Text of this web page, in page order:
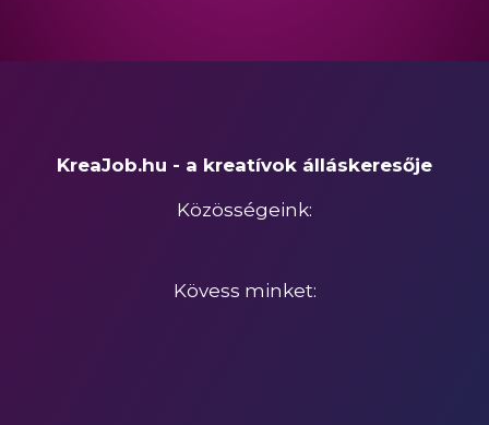
KreaJob.hu - a kreatívok álláskeresője
Közösségeink:
Kövess minket: